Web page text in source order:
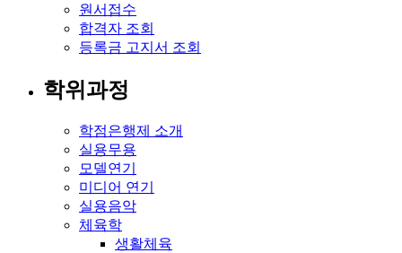
원서접수
합격자 조회
등록금 고지서 조회
학위과정
학점은행제 소개
실용무용
모델연기
미디어 연기
실용음악
체육학
생활체육